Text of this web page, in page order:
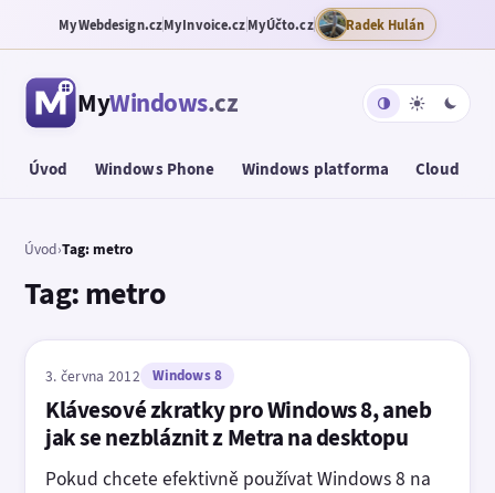
MyWebdesign.czMyInvoice.czMyÚčto.cz Radek Hulán
MyWindows.cz
Úvod Windows Phone Windows platforma Cloud
Úvod›Tag: metro
Tag: metro
3. června 2012 Windows 8
Klávesové zkratky pro Windows 8, aneb
jak se nezbláznit z Metra na desktopu
Pokud chcete efektivně používat Windows 8 na